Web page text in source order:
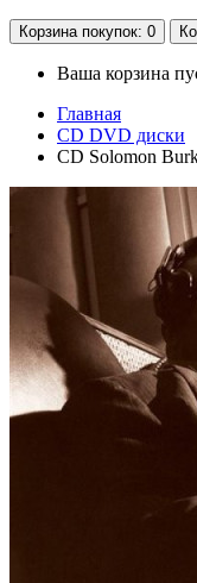
Корзина покупок: 0
Ваша корзина
Главная
CD DVD диски
CD Solomon